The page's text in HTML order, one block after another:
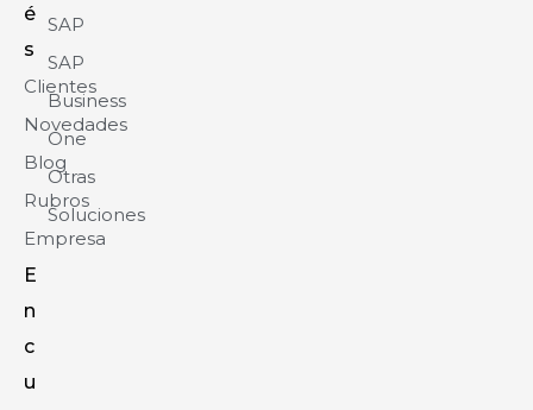
é
s
Clientes
Novedades
Blog
Rubros
Empresa
E
n
c
u
SAP
SAP
Business
One
Otras
Soluciones